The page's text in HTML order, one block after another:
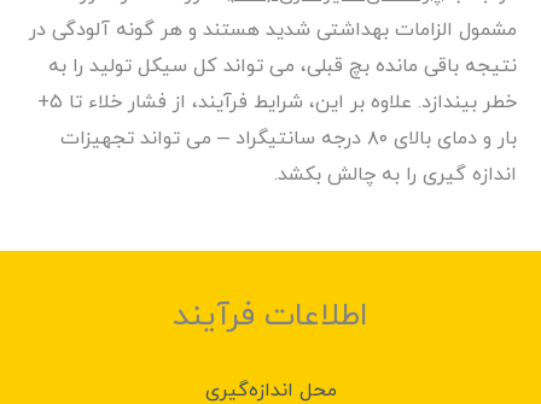
مشمول الزامات بهداشتی شدید هستند و هر گونه آلودگی در
نتیجه باقی مانده بچ قبلی، می تواند کل سیکل تولید را به
خطر بیندازد. علاوه بر این، شرایط فرآیند، از فشار خلاء تا ۵+
بار و دمای بالای ۸۰ درجه سانتیگراد – می تواند تجهیزات
اندازه گیری را به چالش بکشد.
اطلاعات فرآیند
محل اندازه‌گیری